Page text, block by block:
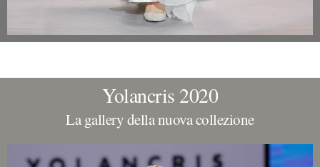
Yolancris 2020
La gallery della nuova collezione